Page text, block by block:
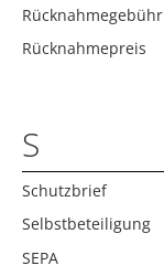
Rücknahmegebühr
Rücknahmepreis
S
Schutzbrief
Selbstbeteiligung
SEPA